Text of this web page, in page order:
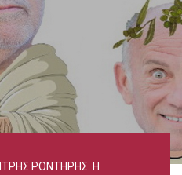
ΡΟΝΤΗΡΗΣ. Η